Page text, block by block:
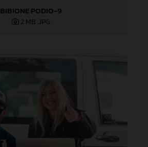
BIBIONE PODIO-9
2 MB .JPG